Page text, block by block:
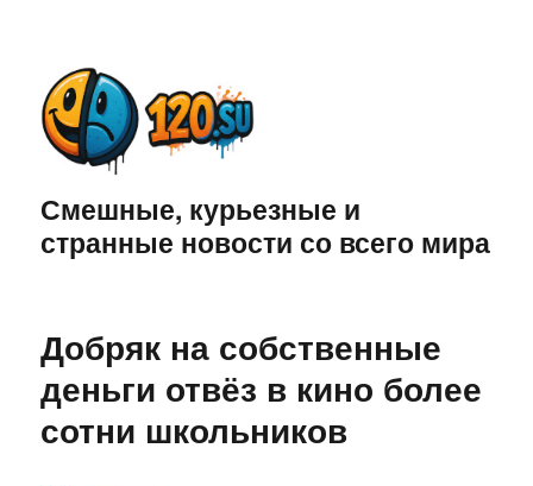
Смешные, курьезные и
странные новости со всего мира
Добряк на собственные
деньги отвёз в кино более
сотни школьников